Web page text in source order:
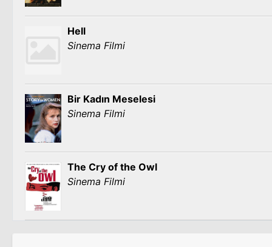
Hell
Sinema Filmi
Bir Kadın Meselesi
Sinema Filmi
The Cry of the Owl
Sinema Filmi